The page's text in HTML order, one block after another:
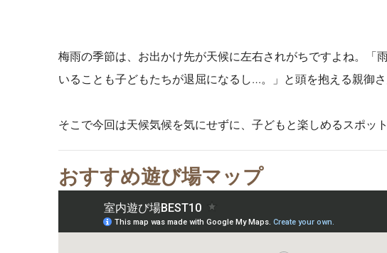
梅雨の季節は、お出かけ先が天候に左右されがちですよね。「
いることも子どもたちが退屈になるし…。」と頭を抱える親御さ
そこで今回は天候気候を気にせずに、子どもと楽しめるスポット
おすすめ遊び場マップ